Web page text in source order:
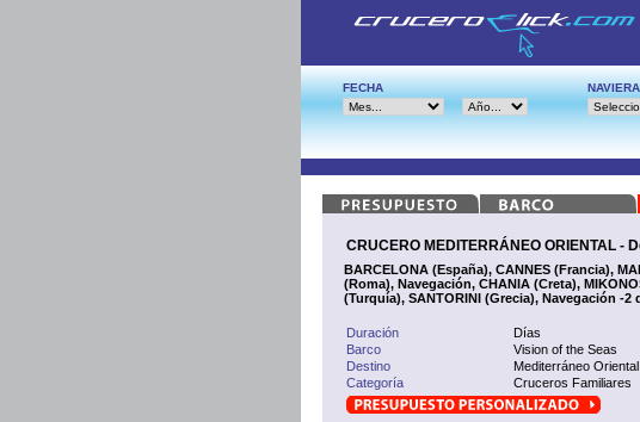
FECHA NAVIERA
CRUCERO MEDITERRÁNEO ORIENTAL -
BARCELONA (España), CANNES (Francia),
(Roma), Navegación, CHANIA (Creta),
(Turquía), SANTORINI (Grecia), Navegación -2
Duración
Días
Barco
Vision of the Seas
Destino
Mediterráneo Oriental
Categoría
Cruceros Familiares